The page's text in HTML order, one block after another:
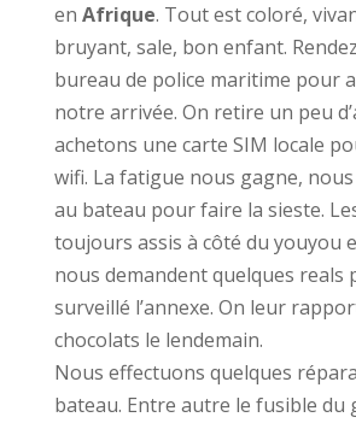
en Afrique. Tout est coloré,
bruyant, sale, bon enfant.
bureau de police maritime pour
notre arrivée. On retire un peu
achetons une carte SIM locale
wifi. La fatigue nous gagne,
au bateau pour faire la sieste.
toujours assis à côté du youyou
nous demandent quelques reals
surveillé l’annexe. On leur
chocolats le lendemain.
Nous effectuons quelques
bateau. Entre autre le fusible du